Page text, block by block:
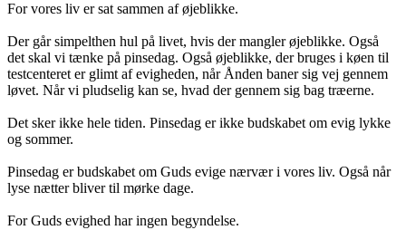
For vores liv er sat sammen af øjeblikke.
Der går simpelthen hul på livet, hvis der mangler øjeblikke. Også
det skal vi tænke på pinsedag. Også øjeblikke, der bruges i køen til
testcenteret er glimt af evigheden, når Ånden baner sig vej gennem
løvet. Når vi pludselig kan se, hvad der gennem sig bag træerne.
Det sker ikke hele tiden. Pinsedag er ikke budskabet om evig lykke
og sommer.
Pinsedag er budskabet om Guds evige nærvær i vores liv. Også når
lyse nætter bliver til mørke dage.
For Guds evighed har ingen begyndelse.